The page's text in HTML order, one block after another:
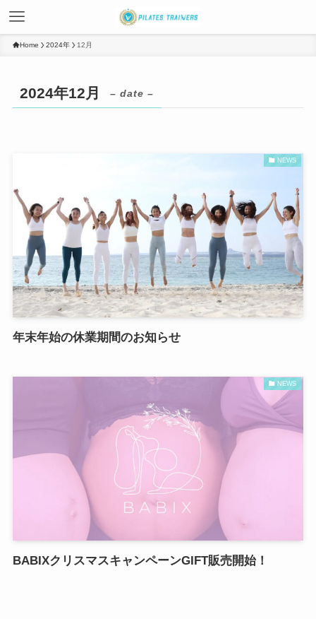
Home 2024年 12月
2024年12月 – date –
NEWS
年末年始の休業期間のお知らせ
NEWS
BABIXクリスマスキャンペーンGIFT販売開始！